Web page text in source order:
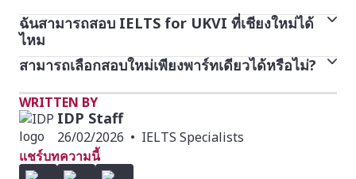
เลือกรูปแบบ วันสอบ และศูนย์สอบในเชียงใหม่ที่สะดวกได้
เลย
สำหรับการสอบ IELTS ด้วยคอมพิวเตอร์ คุณจะได้รับผล
สอบที่รวดเร็วทันใจ โดยปกติผลสอบจะประกาศภายใน 2
วัน หลังจากวันที่คุณสอบเสร็จสิ้น
ฉันสามารถสอบ IELTS for UKVI ที่เชียงใหม่ได้
ไหม
ได้ค่ะ การสอบ IELTS for UKVI มีเปิดให้บริการในศูนย์
สอบของ IDP ที่กำหนดไว้ในจังหวัดเชียงใหม่ เพื่อรองรับผู้ที่
ต้องการยื่นวีซ่าและศึกษาต่อในสหราชอาณาจักร
สามารถเลือกสอบใหม่เพียงพาร์ทเดียวได้หรือไม่?
ได้ค่ะ ด้วยบริการ IELTS One Skill Retake ผู้สมัครที่มี
คุณสมบัติตามเงื่อนไขสามารถเลือกสอบใหม่ในทักษะที่
ต้องการสอบซ่อม (ไม่ว่าจะเป็น การฟัง การอ่าน การเขียน
หรือการพูด) โดยไม่จำเป็นต้องเข้าสอบใหม่ทั้งหมดทุกพาร์
WRITTEN BY
IDP Staff
26/02/2026 • IELTS Specialists
แชร์บทความนี้